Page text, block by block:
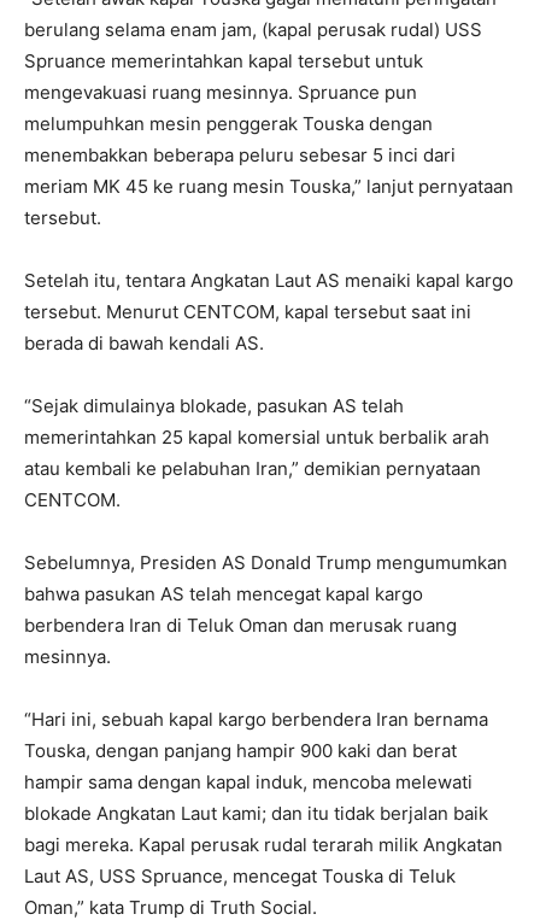
berulang selama enam jam, (kapal perusak rudal) USS
Spruance memerintahkan kapal tersebut untuk
mengevakuasi ruang mesinnya. Spruance pun
melumpuhkan mesin penggerak Touska dengan
menembakkan beberapa peluru sebesar 5 inci dari
meriam MK 45 ke ruang mesin Touska,” lanjut pernyataan
tersebut.
Setelah itu, tentara Angkatan Laut AS menaiki kapal kargo
tersebut. Menurut CENTCOM, kapal tersebut saat ini
berada di bawah kendali AS.
“Sejak dimulainya blokade, pasukan AS telah
memerintahkan 25 kapal komersial untuk berbalik arah
atau kembali ke pelabuhan Iran,” demikian pernyataan
CENTCOM.
Sebelumnya, Presiden AS Donald Trump mengumumkan
bahwa pasukan AS telah mencegat kapal kargo
berbendera Iran di Teluk Oman dan merusak ruang
mesinnya.
“Hari ini, sebuah kapal kargo berbendera Iran bernama
Touska, dengan panjang hampir 900 kaki dan berat
hampir sama dengan kapal induk, mencoba melewati
blokade Angkatan Laut kami; dan itu tidak berjalan baik
bagi mereka. Kapal perusak rudal terarah milik Angkatan
Laut AS, USS Spruance, mencegat Touska di Teluk
Oman,” kata Trump di Truth Social.